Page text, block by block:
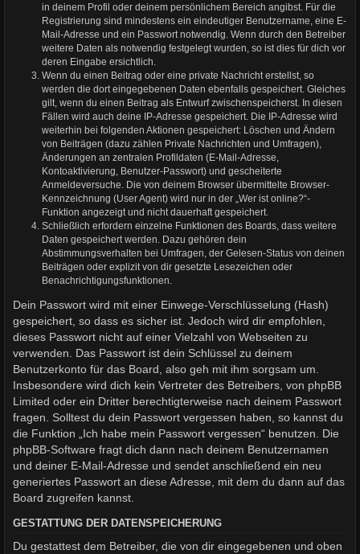
in deinem Profil oder deinem persönlichem Bereich angibst. Für die
Registrierung sind mindestens ein eindeutiger Benutzername, eine E-
Mail-Adresse und ein Passwort notwendig. Wenn durch den Betreiber
weitere Daten als notwendig festgelegt wurden, so ist dies für dich vor
deren Eingabe ersichtlich.
Wenn du einen Beitrag oder eine private Nachricht erstellst, so
werden die dort eingegebenen Daten ebenfalls gespeichert. Gleiches
gilt, wenn du einen Beitrag als Entwurf zwischenspeicherst. In diesen
Fällen wird auch deine IP-Adresse gespeichert. Die IP-Adresse wird
weiterhin bei folgenden Aktionen gespeichert: Löschen und Ändern
von Beiträgen (dazu zählen Private Nachrichten und Umfragen),
Änderungen an zentralen Profildaten (E-Mail-Adresse,
Kontoaktivierung, Benutzer-Passwort) und gescheiterte
Anmeldeversuche. Die von deinem Browser übermittelte Browser-
Kennzeichnung (User Agent) wird nur in der „Wer ist online?“-
Funktion angezeigt und nicht dauerhaft gespeichert.
Schließlich erfordern einzelne Funktionen des Boards, dass weitere
Daten gespeichert werden. Dazu gehören dein
Abstimmungsverhalten bei Umfragen, der Gelesen-Status von deinen
Beiträgen oder explizit von dir gesetzte Lesezeichen oder
Benachrichtigungsfunktionen.
Dein Passwort wird mit einer Einwege-Verschlüsselung (Hash)
gespeichert, so dass es sicher ist. Jedoch wird dir empfohlen,
dieses Passwort nicht auf einer Vielzahl von Webseiten zu
verwenden. Das Passwort ist dein Schlüssel zu deinem
Benutzerkonto für das Board, also geh mit ihm sorgsam um.
Insbesondere wird dich kein Vertreter des Betreibers, von phpBB
Limited oder ein Dritter berechtigterweise nach deinem Passwort
fragen. Solltest du dein Passwort vergessen haben, so kannst du
die Funktion „Ich habe mein Passwort vergessen“ benutzen. Die
phpBB-Software fragt dich dann nach deinem Benutzernamen
und deiner E-Mail-Adresse und sendet anschließend ein neu
generiertes Passwort an diese Adresse, mit dem du dann auf das
Board zugreifen kannst.
GESTATTUNG DER DATENSPEICHERUNG
Du gestattest dem Betreiber, die von dir eingegebenen und oben